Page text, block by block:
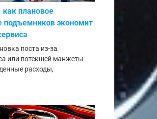
как плановое
подъемников экономит
поста из-за
или потекшей манжеты —
расходы,